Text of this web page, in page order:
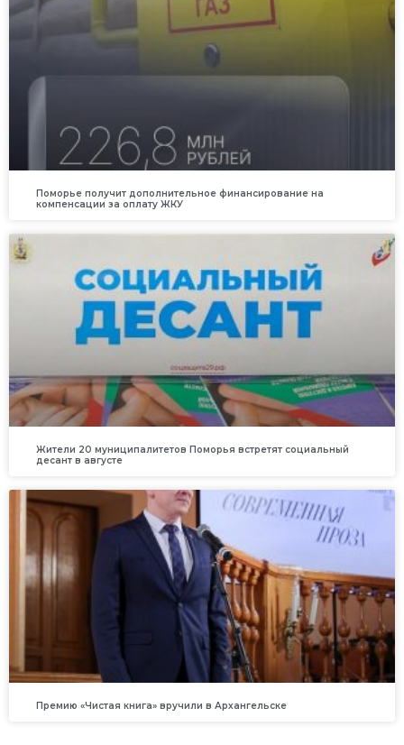
Поморье получит дополнительное финансирование на
компенсации за оплату ЖКУ
Жители 20 муниципалитетов Поморья встретят социальный
десант в августе
Премию «Чистая книга» вручили в Архангельске